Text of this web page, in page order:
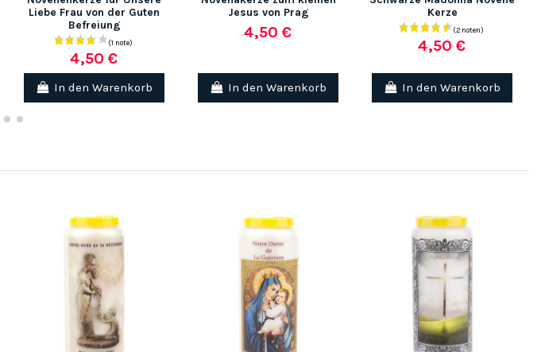
Liebe Frau von der Guten
Befreiung
4,50 €
In den Warenkorb
Jesus von Prag
4,50 €
In den Warenkorb
Kerze
4,50 €
In den Warenkorb